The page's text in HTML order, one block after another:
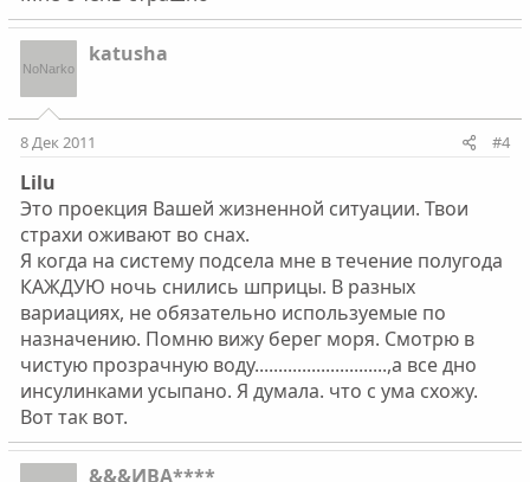
katusha
8 Дек 2011 #4
Lilu
Это проекция Вашей жизненной ситуации. Твои
страхи оживают во снах.
Я когда на систему подсела мне в течение полугода
КАЖДУЮ ночь снились шприцы. В разных
вариациях, не обязательно используемые по
назначению. Помню вижу берег моря. Смотрю в
чистую прозрачную воду............................,а все дно
инсулинками усыпано. Я думала. что с ума схожу.
Вот так вот.
&&&ИВА****